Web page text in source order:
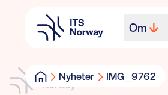
Om
Nyheter IMG_9762